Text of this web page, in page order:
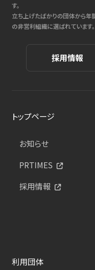
す。
立ち上げたばかりの団体から
の非営利組織に選ばれています。
採用情報
トップページ
お知らせ
PRTIMES
採用情報
利用団体